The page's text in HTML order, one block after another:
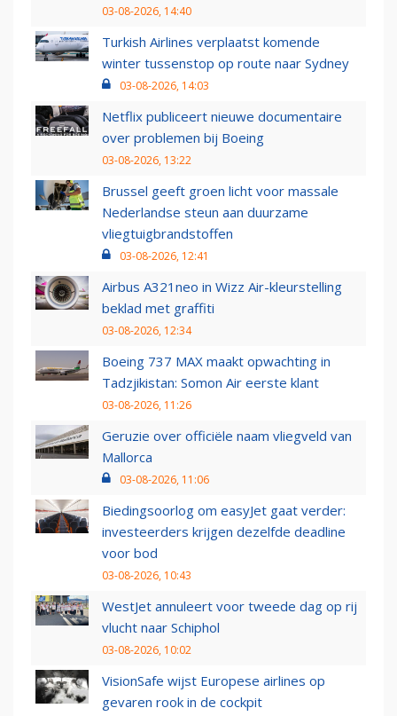
03-08-2026, 14:40
Turkish Airlines verplaatst komende
winter tussenstop op route naar Sydney
03-08-2026, 14:03
Netflix publiceert nieuwe documentaire
over problemen bij Boeing
03-08-2026, 13:22
Brussel geeft groen licht voor massale
Nederlandse steun aan duurzame
vliegtuigbrandstoffen
03-08-2026, 12:41
Airbus A321neo in Wizz Air-kleurstelling
beklad met graffiti
03-08-2026, 12:34
Boeing 737 MAX maakt opwachting in
Tadzjikistan: Somon Air eerste klant
03-08-2026, 11:26
Geruzie over officiële naam vliegveld van
Mallorca
03-08-2026, 11:06
Biedingsoorlog om easyJet gaat verder:
investeerders krijgen dezelfde deadline
voor bod
03-08-2026, 10:43
WestJet annuleert voor tweede dag op rij
vlucht naar Schiphol
03-08-2026, 10:02
VisionSafe wijst Europese airlines op
gevaren rook in de cockpit